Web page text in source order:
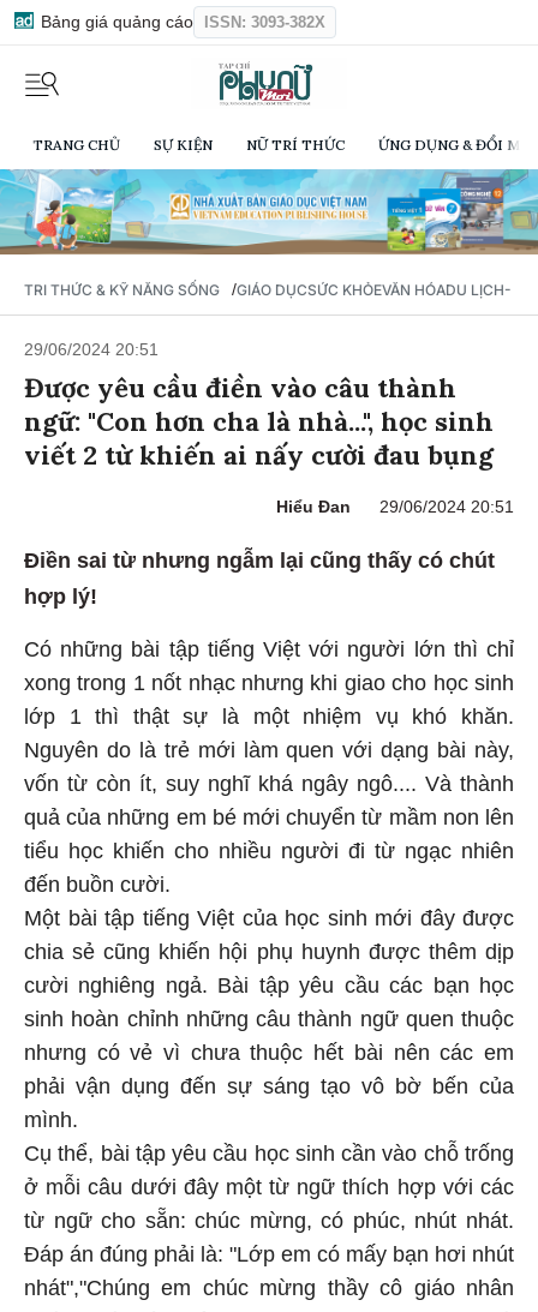
Bảng giá quảng cáo ISSN: 3093-382X
TRANG CHỦ SỰ KIỆN NỮ TRÍ THỨC ỨNG DỤNG & ĐỔI
TRI THỨC & KỸ NĂNG SỐNG /GIÁO DỤCSỨC KHỎEVĂN HÓADU LỊCH-
29/06/2024 20:51
Được yêu cầu điền vào câu thành
ngữ: "Con hơn cha là nhà...", học sinh
viết 2 từ khiến ai nấy cười đau bụng
Hiểu Đan 29/06/2024 20:51
Điền sai từ nhưng ngẫm lại cũng thấy có chút
hợp lý!
Có những bài tập tiếng Việt với người lớn thì chỉ
xong trong 1 nốt nhạc nhưng khi giao cho học sinh
lớp 1 thì thật sự là một nhiệm vụ khó khăn.
Nguyên do là trẻ mới làm quen với dạng bài này,
vốn từ còn ít, suy nghĩ khá ngây ngô.... Và thành
quả của những em bé mới chuyển từ mầm non lên
tiểu học khiến cho nhiều người đi từ ngạc nhiên
đến buồn cười.
Một bài tập tiếng Việt của học sinh mới đây được
chia sẻ cũng khiến hội phụ huynh được thêm dịp
cười nghiêng ngả. Bài tập yêu cầu các bạn học
sinh hoàn chỉnh những câu thành ngữ quen thuộc
nhưng có vẻ vì chưa thuộc hết bài nên các em
phải vận dụng đến sự sáng tạo vô bờ bến của
mình.
Cụ thể, bài tập yêu cầu học sinh cần vào chỗ trống
ở mỗi câu dưới đây một từ ngữ thích hợp với các
từ ngữ cho sẵn: chúc mừng, có phúc, nhút nhát.
Đáp án đúng phải là: "Lớp em có mấy bạn hơi nhút
nhát","Chúng em chúc mừng thầy cô giáo nhân